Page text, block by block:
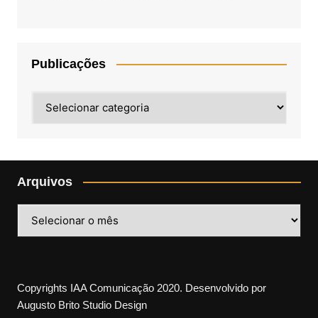
Publicações
Arquivos
Copyrights IAA Comunicação 2020. Desenvolvido por
Augusto Brito Studio Design